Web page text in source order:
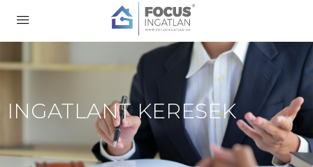
INGATLANT KERESEK